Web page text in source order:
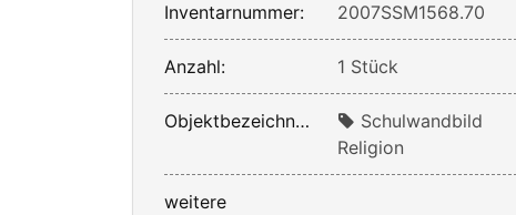
Inventarnummer: 2007SSM1568.70
Anzahl: 1 Stück
Objektbezeichnung:
Schulwandbild
Religion
weitere